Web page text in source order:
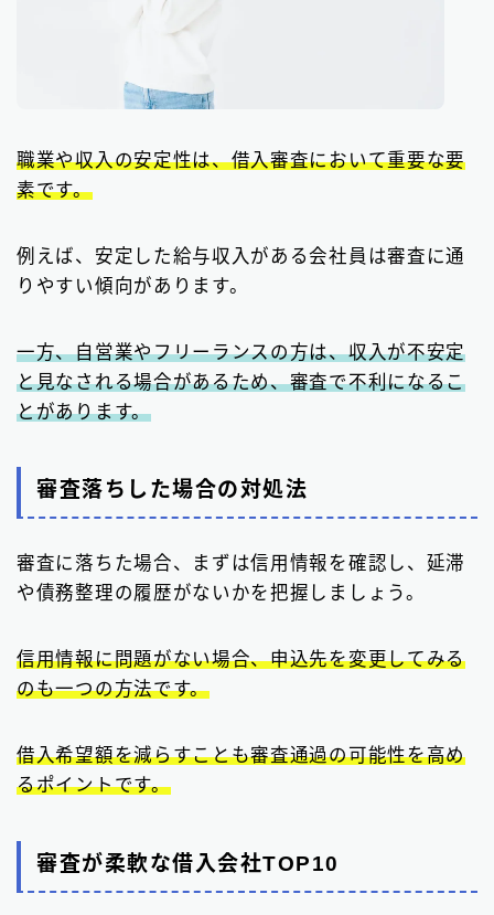
職業や収入の安定性は、借入審査において重要な要
素です。
例えば、安定した給与収入がある会社員は審査に通
りやすい傾向があります。
一方、自営業やフリーランスの方は、収入が不安定
と見なされる場合があるため、審査で不利になるこ
とがあります。
審査落ちした場合の対処法
審査に落ちた場合、まずは信用情報を確認し、延滞
や債務整理の履歴がないかを把握しましょう。
信用情報に問題がない場合、申込先を変更してみる
のも一つの方法です。
借入希望額を減らすことも審査通過の可能性を高め
るポイントです。
審査が柔軟な借入会社TOP10